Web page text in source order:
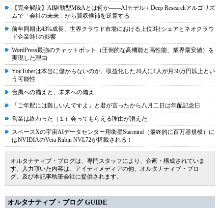
【完全解説】AI駆動型M&Aとは何か――AIモデル＋Deep Researchアルゴリズ
ムで「会社の未来」から買収候補を逆算する
前年同期比43%成長、世界クラウド市場における上位3社シェアとネオクラウ
ド企業9社の影響
WordPress最強のチャットボット（圧倒的な高機能と高性能、業界最安値）を
実現した理由
YouTuberは本当に儲からないのか。収益化した20人に1人が月30万円以上とい
う可能性
台風への備えと、未来への備え
「ご年配には難しいんですよ」と君が言ったから八月二日は年配記念日
営業は終わった（１）会ってもらえる理由が消えた
スペースXの宇宙AIデータセンター用衛星Starmind（最終的に百万基規模）に
はNVIDIAのVera Rubin NVL72が搭載される！
オルタナティブ・ブログは、専門スタッフにより、企画・構成されていま
す。入力頂いた内容は、アイティメディアの他、オルタナティブ・ブロ
グ、及び本記事執筆会社に提供されます。
オルタナティブ・ブログ GUIDE